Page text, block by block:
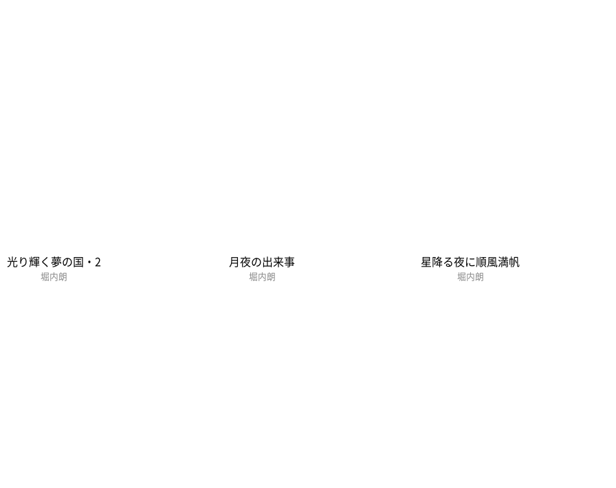
光り輝く夢の国・2
堀内朗
月夜の出来事
堀内朗
星降る夜に順風満帆
堀内朗